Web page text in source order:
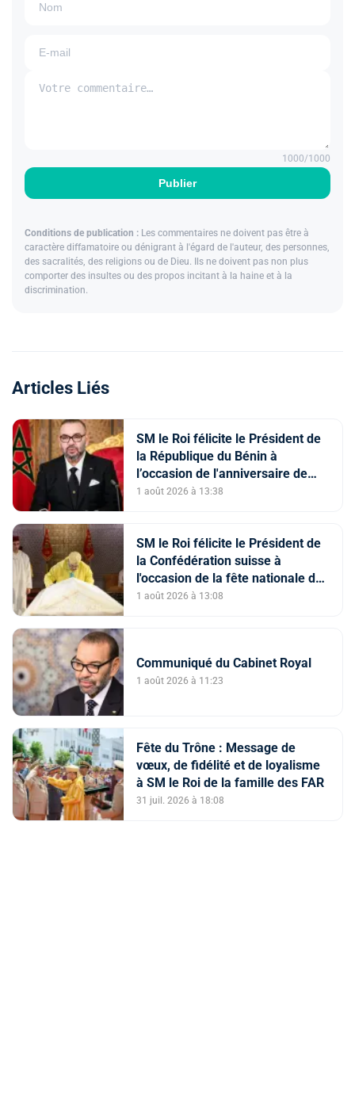
Publier
1000/1000
Conditions de publication : Les commentaires ne doivent pas être à
caractère diffamatoire ou dénigrant à l'égard de l'auteur, des personnes,
des sacralités, des religions ou de Dieu. Ils ne doivent pas non plus
comporter des insultes ou des propos incitant à la haine et à la
discrimination.
Articles Liés
SM le Roi félicite le Président de
la République du Bénin à
l’occasion de l'anniversaire de
l’Indépendance de son pays
1 août 2026 à 13:38
SM le Roi félicite le Président de
la Confédération suisse à
l'occasion de la fête nationale de
son pays
1 août 2026 à 13:08
Communiqué du Cabinet Royal
1 août 2026 à 11:23
Fête du Trône : Message de
vœux, de fidélité et de loyalisme
à SM le Roi de la famille des FAR
31 juil. 2026 à 18:08